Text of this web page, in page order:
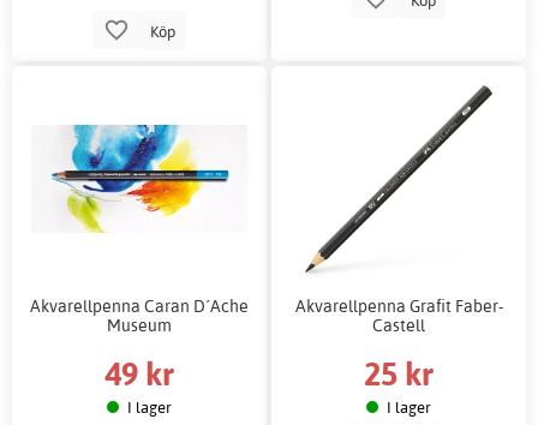
Köp
Akvarellpenna Caran D´Ache
Museum
49 kr
I lager
Akvarellpenna Grafit Faber-
Castell
25 kr
I lager